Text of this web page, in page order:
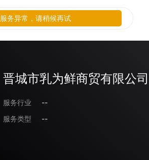
晋城市乳为鲜商贸有限公司
服务行业
--
服务类型
--
服务异常，请稍候再试